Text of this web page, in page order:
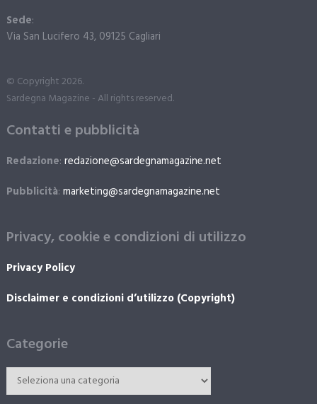
Sede:
Via San Lucifero 43, 09125 Cagliari
© Copyright 2026.
Sardegna Magazine - All rights reserved.
Contatti e pubblicità
Redazione: redazione@sardegnamagazine.net
Pubblicità: marketing@sardegnamagazine.net
Privacy, cookie e condizioni di utilizzo
Privacy Policy
Disclaimer e condizioni d’utilizzo (Copyright)
Categorie